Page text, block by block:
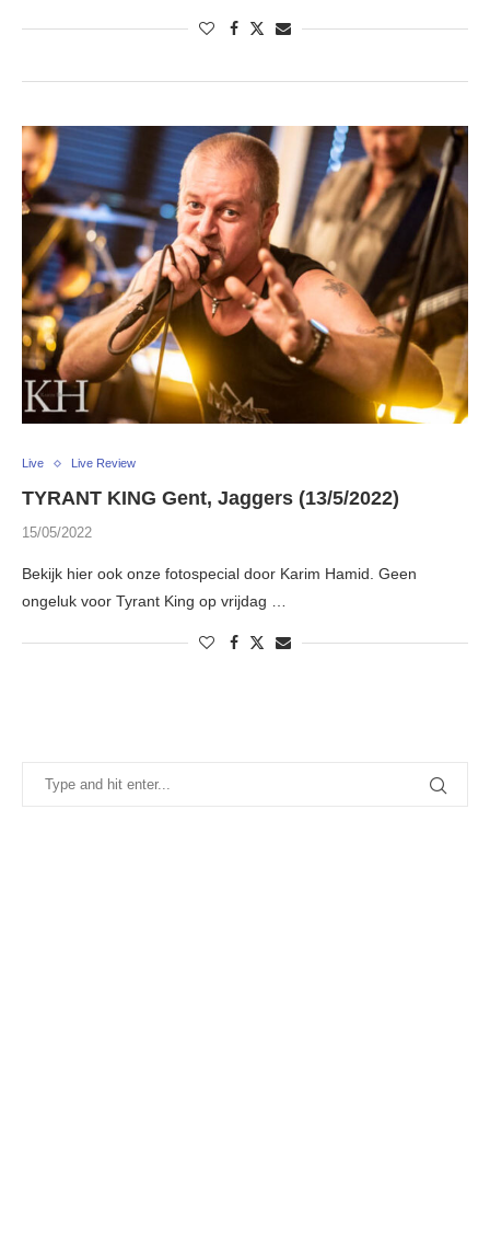
Live Live Review
TYRANT KING Gent, Jaggers (13/5/2022)
15/05/2022
Bekijk hier ook onze fotospecial door Karim Hamid. Geen
ongeluk voor Tyrant King op vrijdag …